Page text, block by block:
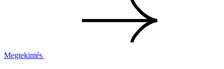
Megtekintés